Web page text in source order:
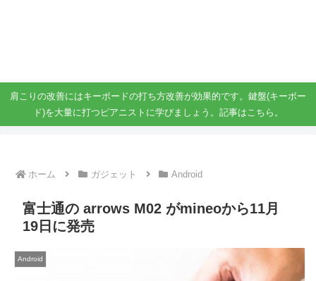
肩こりの改善にはキーボードの打ち方改善が効果的です。鍵盤(キーボー
ド)を大量に打つピアニストに学びましょう。記事はこちら。
ホーム ガジェット Android
富士通の arrows M02 がmineoから11月
19日に発売
Android